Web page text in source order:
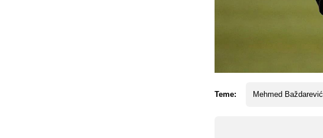
Teme: Mehmed Baždarević